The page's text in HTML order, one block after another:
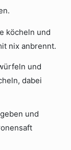
köcheln und
nix anbrennt.
und
dabei
und